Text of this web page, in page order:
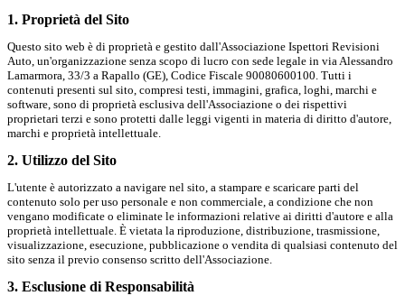
1. Proprietà del Sito
Questo sito web è di proprietà e gestito dall'Associazione Ispettori Revisioni
Auto, un'organizzazione senza scopo di lucro con sede legale in via Alessandro
Lamarmora, 33/3 a Rapallo (GE), Codice Fiscale 90080600100. Tutti i
contenuti presenti sul sito, compresi testi, immagini, grafica, loghi, marchi e
software, sono di proprietà esclusiva dell'Associazione o dei rispettivi
proprietari terzi e sono protetti dalle leggi vigenti in materia di diritto d'autore,
marchi e proprietà intellettuale.
2. Utilizzo del Sito
L'utente è autorizzato a navigare nel sito, a stampare e scaricare parti del
contenuto solo per uso personale e non commerciale, a condizione che non
vengano modificate o eliminate le informazioni relative ai diritti d'autore e alla
proprietà intellettuale. È vietata la riproduzione, distribuzione, trasmissione,
visualizzazione, esecuzione, pubblicazione o vendita di qualsiasi contenuto del
sito senza il previo consenso scritto dell'Associazione.
3. Esclusione di Responsabilità